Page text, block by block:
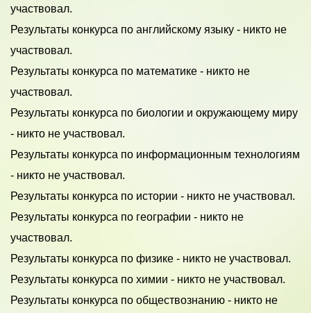
участвовал.
Результаты конкурса по английскому языку - никто не
участвовал.
Результаты конкурса по математике - никто не
участвовал.
Результаты конкурса по биологии и окружающему миру
- никто не участвовал.
Результаты конкурса по информационным технологиям
- никто не участвовал.
Результаты конкурса по истории - никто не участвовал.
Результаты конкурса по географии - никто не
участвовал.
Результаты конкурса по физике - никто не участвовал.
Результаты конкурса по химии - никто не участвовал.
Результаты конкурса по обществознанию - никто не